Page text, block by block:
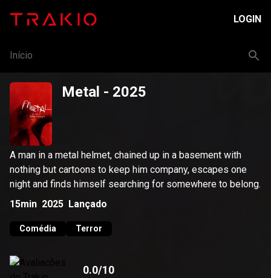
LOGIN
Início
Metal - 2025
A man in a metal helmet, chained up in a basement with
nothing but cartoons to keep him company, escapes one
night and finds himself searching for somewhere to belong.
15min 2025 Lançado
Comédia Terror
0.0/10